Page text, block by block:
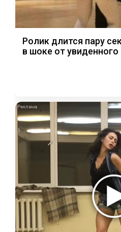
Ролик длится пару
в шоке от увиденного